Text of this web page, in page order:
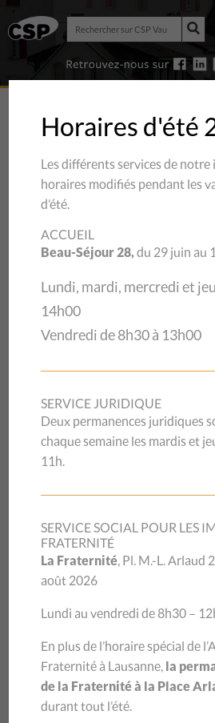
Rechercher
sur
CSP
Vaud
CSP
Vaud
08/12/2024
Cette année, les Permanences
célèbrent leur dixième
décennie marquée par
décentralisé.
L’histoire des Permanences Info-
remonte à 2014. Dans le cadre du
d’intégration cantonal (PIC), le
l’intégration des étrangers et la
confie au CSP Vaud le
personnes migrantes nouvellement
régions du canton de Vaud, ou y
Le projet est notamment d’améliorer
l’information et au conseil dans les
Horaires d'été
Les différents services de
horaires modifiés pendant les
d’été.
ACCUEIL
Beau-Séjour 28,du 29 juin au
Lundi, mardi, mercredi et
14h00
Vendredi de 8h30 à 13h00
SERVICE JURIDIQUE
Deux permanences juridiques
chaque semaine les mardis et
11h.
SERVICE SOCIAL POUR LES
FRATERNITÉ
La Fraternité, Pl. M.-L. Arlaud
août 2026
Lundi au vendredi de 8h30 –
En plus de l’horaire spécial de
Fraternité à Lausanne, la
de la Fraternité à la Place
durant tout l’été.